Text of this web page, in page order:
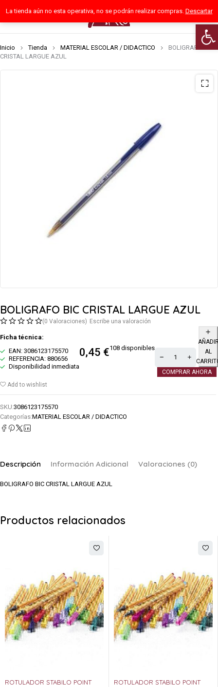
La tienda aún no esta operativa, no se podrán realizar compras. Descartar
0
Inicio Tienda MATERIAL ESCOLAR / DIDACTICO
BOLIGRAFO BIC
CRISTAL LARGUE AZUL
BOLIGRAFO BIC CRISTAL LARGUE AZUL
(0 Valoraciones) Escribe una valoración
Ficha técnica:
EAN: 3086123175570
REFERENCIA: 880656
Disponibilidad inmediata
0,45 €108 disponibles
AL
COMPRAR AHORA
Add to wishlist
SKU:3086123175570
Categorías:MATERIAL ESCOLAR / DIDACTICO
Descripción Información Adicional Valoraciones (0)
BOLIGRAFO BIC CRISTAL LARGUE AZUL
Productos relacionados
ROTULADOR STABILO POINT
ROTULADOR STABILO POINT